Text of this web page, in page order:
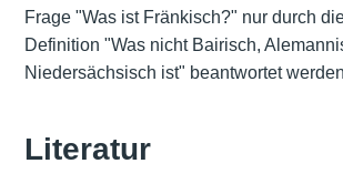
Frage "Was ist Fränkisch?" nur durch
Definition "Was nicht Bairisch,
Niedersächsisch ist" beantwortet
Literatur